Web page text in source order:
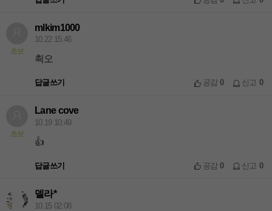
초보
mlkim1000
10.22 15:46
쵝오
답글쓰기 공감0 신고 0
초보
Lane cove
10.19 10:49
👍
답글쓰기 공감0 신고 0
델라*
10.15 02:08